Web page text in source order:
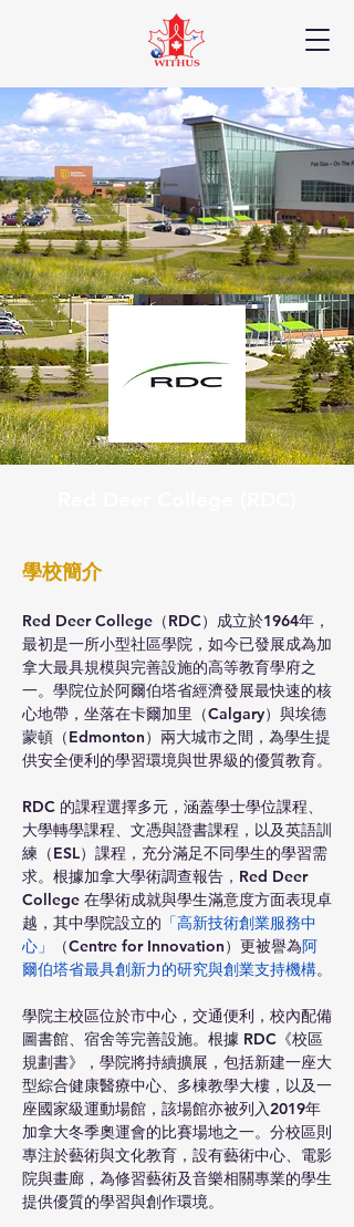
學校簡介
Red Deer College（RDC）成立於1964年，
最初是一所小型社區學院，如今已發展成為加
拿大最具規模與完善設施的高等教育學府之
一。學院位於阿爾伯塔省經濟發展最快速的核
心地帶，坐落在卡爾加里（Calgary）與埃德
蒙頓（Edmonton）兩大城市之間，為學生提
供安全便利的學習環境與世界級的優質教育。
RDC 的課程選擇多元，涵蓋學士學位課程、
大學轉學課程、文憑與證書課程，以及英語訓
練（ESL）課程，充分滿足不同學生的學習需
求。根據加拿大學術調查報告，Red Deer
College 在學術成就與學生滿意度方面表現卓
越，其中學院設立的 「高新技術創業服務中
心」
（Centre for Innovation）更被譽為阿
爾伯塔省最具創新力的研究與創業支持機構。
學院主校區位於市中心，交通便利，校內配備
圖書館、宿舍等完善設施。根據 RDC《校區
規劃書》，學院將持續擴展，包括新建一座大
型綜合健康醫療中心、多棟教學大樓，以及一
座國家級運動場館，該場館亦被列入2019年
加拿大冬季奧運會的比賽場地之一。分校區則
專注於藝術與文化教育，設有藝術中心、電影
院與畫廊，為修習藝術及音樂相關專業的學生
提供優質的學習與創作環境。